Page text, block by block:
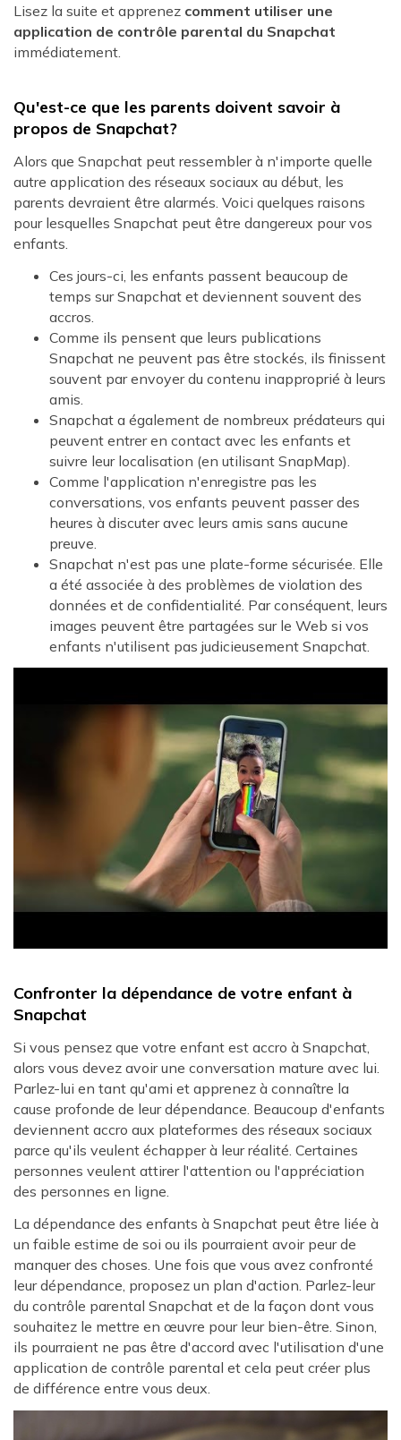
Lisez la suite et apprenez comment utiliser une
application de contrôle parental du Snapchat
immédiatement.
Qu'est-ce que les parents doivent savoir à
propos de Snapchat?
Alors que Snapchat peut ressembler à n'importe quelle
autre application des réseaux sociaux au début, les
parents devraient être alarmés. Voici quelques raisons
pour lesquelles Snapchat peut être dangereux pour vos
enfants.
Ces jours-ci, les enfants passent beaucoup de
temps sur Snapchat et deviennent souvent des
accros.
Comme ils pensent que leurs publications
Snapchat ne peuvent pas être stockés, ils finissent
souvent par envoyer du contenu inapproprié à leurs
amis.
Snapchat a également de nombreux prédateurs qui
peuvent entrer en contact avec les enfants et
suivre leur localisation (en utilisant SnapMap).
Comme l'application n'enregistre pas les
conversations, vos enfants peuvent passer des
heures à discuter avec leurs amis sans aucune
preuve.
Snapchat n'est pas une plate-forme sécurisée. Elle
a été associée à des problèmes de violation des
données et de confidentialité. Par conséquent, leurs
images peuvent être partagées sur le Web si vos
enfants n'utilisent pas judicieusement Snapchat.
Confronter la dépendance de votre enfant à
Snapchat
Si vous pensez que votre enfant est accro à Snapchat,
alors vous devez avoir une conversation mature avec lui.
Parlez-lui en tant qu'ami et apprenez à connaître la
cause profonde de leur dépendance. Beaucoup d'enfants
deviennent accro aux plateformes des réseaux sociaux
parce qu'ils veulent échapper à leur réalité. Certaines
personnes veulent attirer l'attention ou l'appréciation
des personnes en ligne.
La dépendance des enfants à Snapchat peut être liée à
un faible estime de soi ou ils pourraient avoir peur de
manquer des choses. Une fois que vous avez confronté
leur dépendance, proposez un plan d'action. Parlez-leur
du contrôle parental Snapchat et de la façon dont vous
souhaitez le mettre en œuvre pour leur bien-être. Sinon,
ils pourraient ne pas être d'accord avec l'utilisation d'une
application de contrôle parental et cela peut créer plus
de différence entre vous deux.